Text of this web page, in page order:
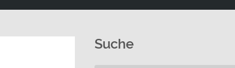
Suche